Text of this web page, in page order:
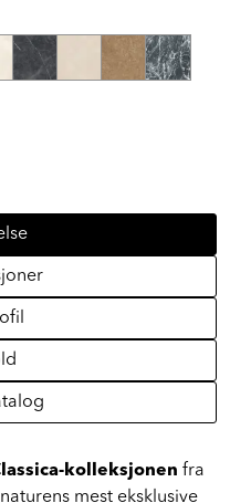
kolleksjonen fra
mest eksklusive